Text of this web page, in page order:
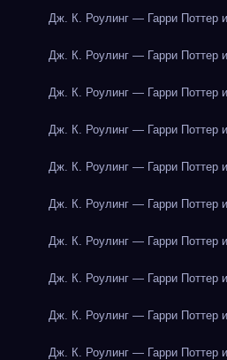
Дж. К. Роулинг — Гарри Поттер
Дж. К. Роулинг — Гарри Поттер
Дж. К. Роулинг — Гарри Поттер
Дж. К. Роулинг — Гарри Поттер
Дж. К. Роулинг — Гарри Поттер
Дж. К. Роулинг — Гарри Поттер
Дж. К. Роулинг — Гарри Поттер
Дж. К. Роулинг — Гарри Поттер
Дж. К. Роулинг — Гарри Поттер
Дж. К. Роулинг — Гарри Поттер